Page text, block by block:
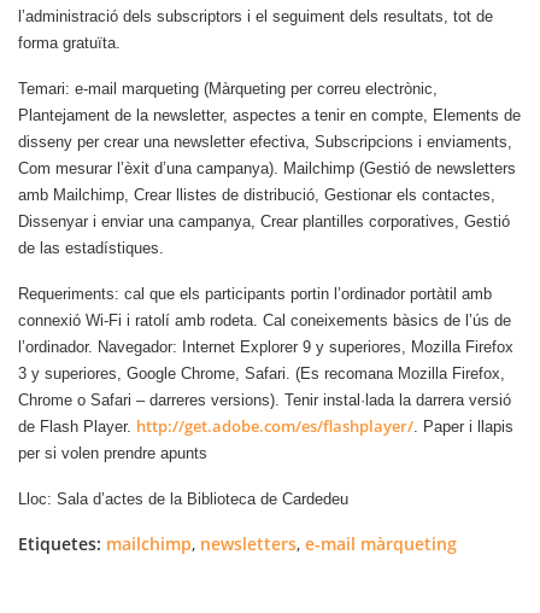
l’administració dels subscriptors i el seguiment dels resultats, tot de
forma gratuïta.
Temari: e-mail marqueting (Màrqueting per correu electrònic,
Plantejament de la newsletter, aspectes a tenir en compte, Elements de
disseny per crear una newsletter efectiva, Subscripcions i enviaments,
Com mesurar l’èxit d’una campanya). Mailchimp (Gestió de newsletters
amb Mailchimp, Crear llistes de distribució, Gestionar els contactes,
Dissenyar i enviar una campanya, Crear plantilles corporatives, Gestió
de las estadístiques.
Requeriments: cal que els participants portin l’ordinador portàtil amb
connexió Wi-Fi i ratolí amb rodeta. Cal coneixements bàsics de l’ús de
l’ordinador. Navegador: Internet Explorer 9 y superiores, Mozilla Firefox
3 y superiores, Google Chrome, Safari. (Es recomana Mozilla Firefox,
Chrome o Safari – darreres versions). Tenir instal·lada la darrera versió
de Flash Player. http://get.adobe.com/es/flashplayer/ . Paper i llapis
per si volen prendre apunts
Lloc: Sala d’actes de la Biblioteca de Cardedeu
Etiquetes: mailchimp, newsletters, e-mail màrqueting